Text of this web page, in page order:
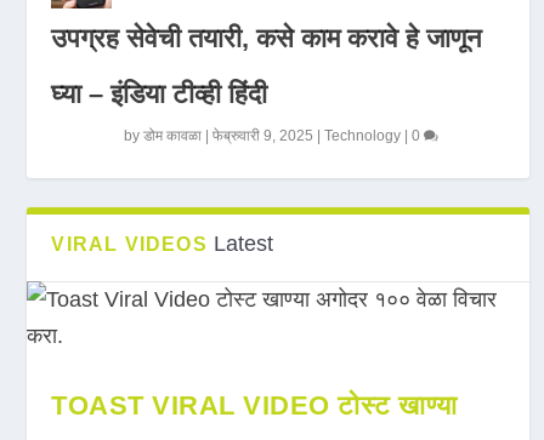
उपग्रह सेवेची तयारी, कसे काम करावे हे जाणून
घ्या – इंडिया टीव्ही हिंदी
byडोम कावळा |फेब्रुवारी 9, 2025 |Technology |0
VIRAL VIDEOS Latest
TOAST VIRAL VIDEO टोस्ट खाण्या